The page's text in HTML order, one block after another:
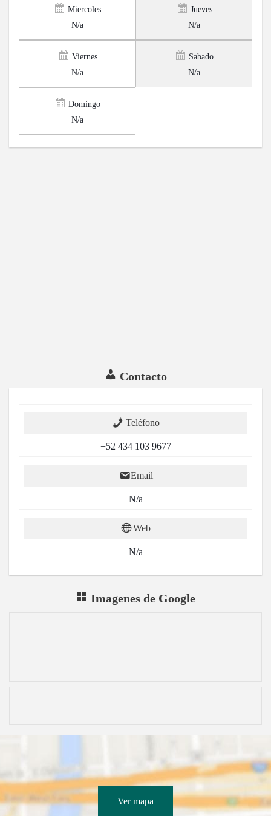
Miercoles
N/a
Jueves
N/a
Viernes
N/a
Sabado
N/a
Domingo
N/a
Contacto
Teléfono
+52 434 103 9677
Email
N/a
Web
N/a
Imagenes de Google
Ver mapa